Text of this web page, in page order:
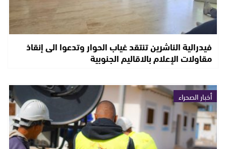
فيدرالية الناشرين تنتقد غياب الحوار وتدعوا الى إنقاذ
مقاولات الإعلام بالاقاليم الجنوبية
أخبار الصحراء